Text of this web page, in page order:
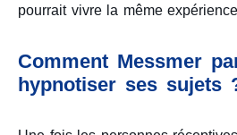
pourrait vivre la même
Comment Messmer
hypnotiser ses sujets